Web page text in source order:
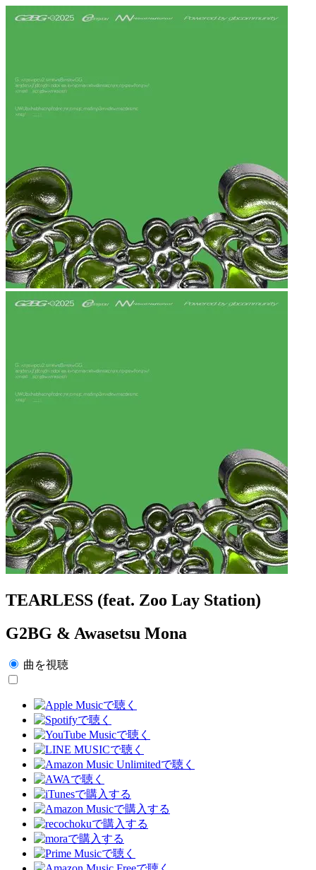
TEARLESS (feat. Zoo Lay Station)
G2BG & Awasetsu Mona
曲を視聴